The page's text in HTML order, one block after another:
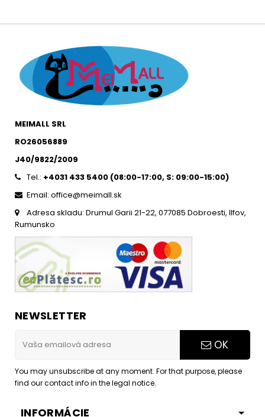
MEIMALL SRL
RO26056889
J40/9822/2009
Tel.: +4031 433 5400 (08:00-17:00, S: 09:00-15:00)
Email: office@meimall.sk
Adresa skladu: Drumul Garii 21-22, 077085 Dobroesti, Ilfov,
Rumunsko
NEWSLETTER
OK
You may unsubscribe at any moment. For that purpose, please
find our contact info in the legal notice.
INFORMÁCIE